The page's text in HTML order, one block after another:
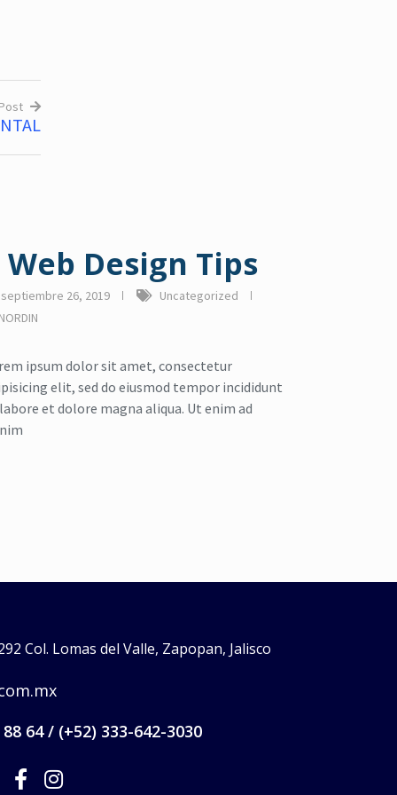
Web Design Tips
septiembre 26, 2019
Uncategorized
NORDIN
ipsum dolor sit amet, consectetur
elit, sed do eiusmod tempor incididunt
et dolore magna aliqua. Ut enim ad
Col. Lomas del Valle, Zapopan, Jalisco
64 / (+52) 333-642-3030